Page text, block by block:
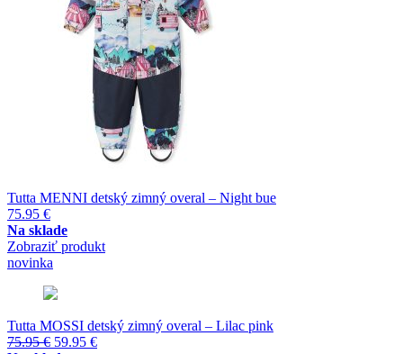
Tutta MENNI detský zimný overal – Night bue
75.95 €
Na sklade
Zobraziť produkt
novinka
Tutta MOSSI detský zimný overal – Lilac pink
75.95€ Pôvodná
59.95 €Aktuálna